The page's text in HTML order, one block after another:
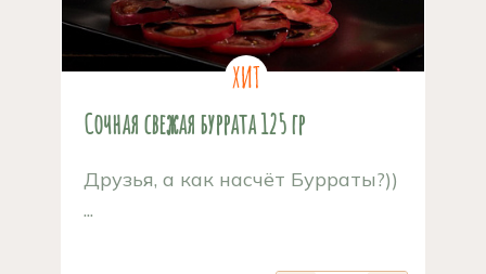
Сочная свежая буррата 125 гр
Друзья, а как насчёт Бурраты?))
...